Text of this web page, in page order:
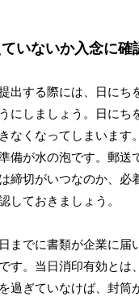
いないか入念に確
出する際には、日にち
にしましょう。日にち
なくなってしまいます
備が水の泡です。郵送
締切がいつなのか、必
しておきましょう。
までに書類が企業に届
す。当日消印有効とは
過ぎていなけば、封筒